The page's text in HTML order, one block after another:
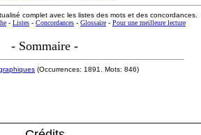
complet avec les listes des mots et des concordances.
- Listes - Concordances - Glossaire - Pour une meilleure lecture
- Sommaire -
(Occurrences: 1891. Mots: 846)